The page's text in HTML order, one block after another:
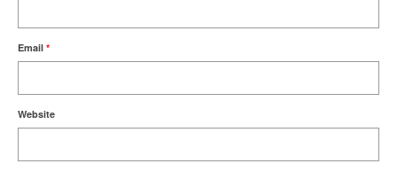
Email *
Website